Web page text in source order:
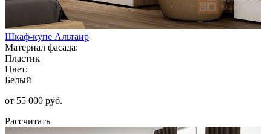
Шкаф-купе Альтаир
Материал фасада:
Пластик
Цвет:
Белый
от 55 000 руб.
Рассчитать